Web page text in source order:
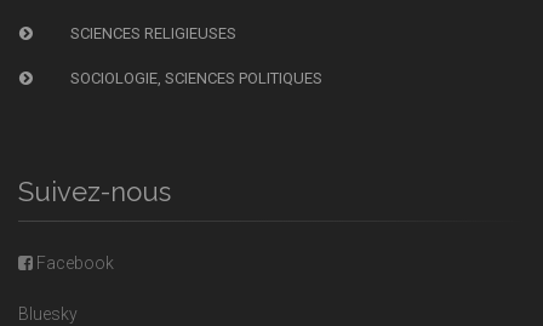
SCIENCES RELIGIEUSES
SOCIOLOGIE, SCIENCES POLITIQUES
Suivez-nous
Facebook
Bluesky